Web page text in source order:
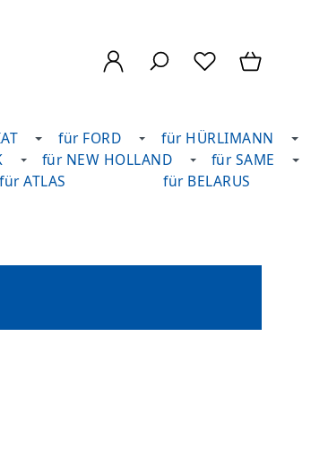
für FORD
für HÜRLIMANN
für NEW HOLLAND
für SAME
für ATLAS für BELARUS